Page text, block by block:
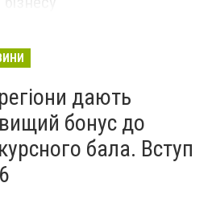
дають
бонус до
бала. Вступ